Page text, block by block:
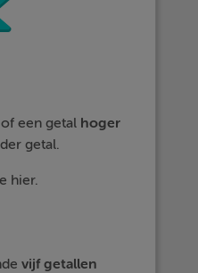
een getal hoger
getal.
hier.
vijf getallen